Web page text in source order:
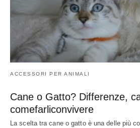
ACCESSORI PER ANIMALI
Cane o Gatto? Differenze,
comefarliconvivere
La scelta tra cane o gatto è una delle più